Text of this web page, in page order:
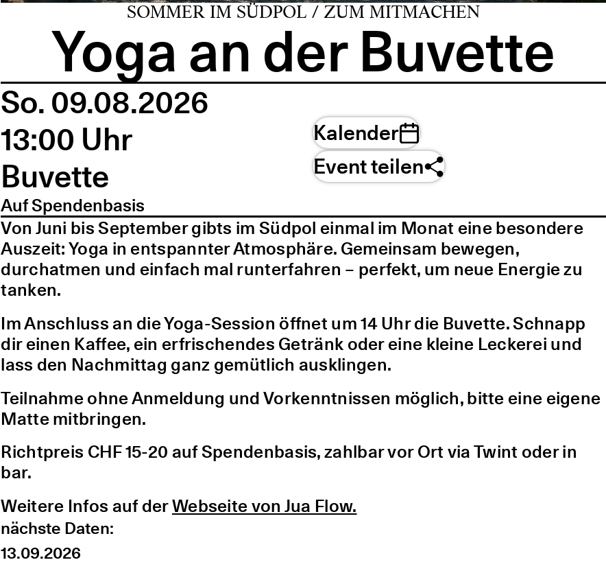
SOMMER IM SÜDPOL / ZUM MITMACHEN
Yoga an der Buvette
So. 09.08.2026
13:00 Uhr
Buvette
Auf Spendenbasis
Kalender
Event teilen
Von Juni bis September gibts im Südpol einmal im Monat eine besondere
Auszeit: Yoga in entspannter Atmosphäre. Gemeinsam bewegen,
durchatmen und einfach mal runterfahren – perfekt, um neue Energie zu
tanken.
Im Anschluss an die Yoga-Session öffnet um 14 Uhr die Buvette. Schnapp
dir einen Kaffee, ein erfrischendes Getränk oder eine kleine Leckerei und
lass den Nachmittag ganz gemütlich ausklingen.
Teilnahme ohne Anmeldung und Vorkenntnissen möglich, bitte eine eigene
Matte mitbringen.
Richtpreis CHF 15-20 auf Spendenbasis, zahlbar vor Ort via Twint oder in
bar.
Weitere Infos auf derWebseite von Jua Flow.
nächste Daten:
13.09.2026